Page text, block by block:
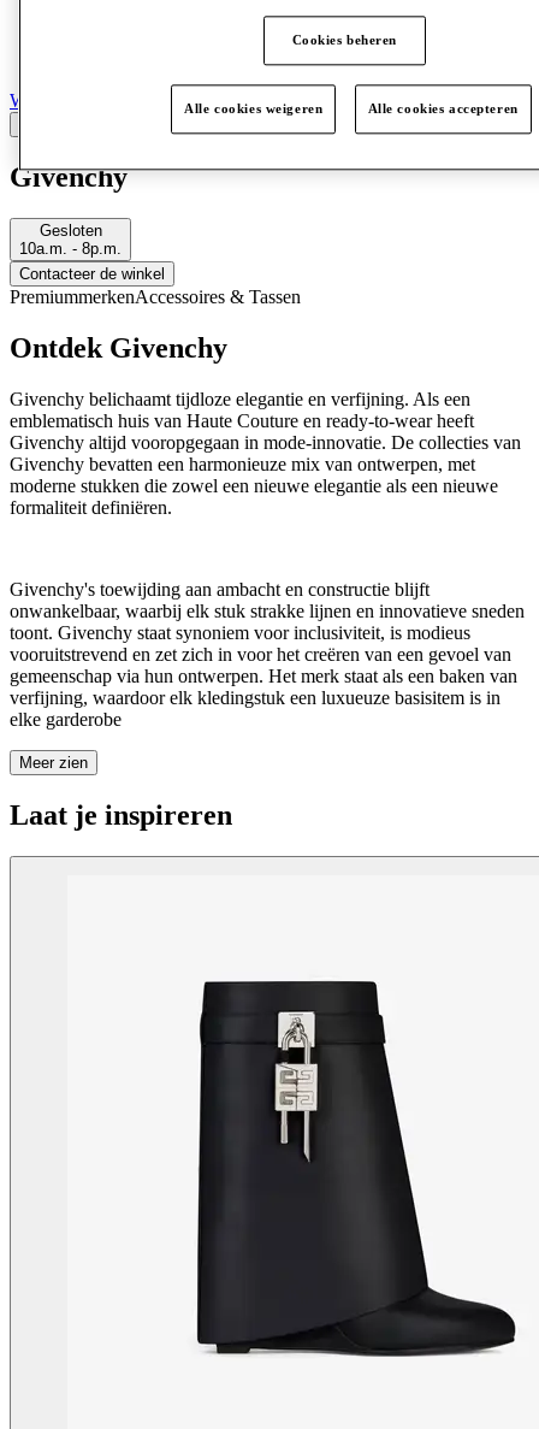
Winkels
Givenchy
Gesloten
10a.m. - 8p.m.
Contacteer de winkel
PremiummerkenAccessoires & Tassen
Ontdek Givenchy
Givenchy belichaamt tijdloze elegantie en verfijning. Als een
emblematisch huis van Haute Couture en ready-to-wear heeft
Givenchy altijd vooropgegaan in mode-innovatie. De collecties van
Givenchy bevatten een harmonieuze mix van ontwerpen, met
moderne stukken die zowel een nieuwe elegantie als een nieuwe
formaliteit definiëren.
Givenchy's toewijding aan ambacht en constructie blijft
onwankelbaar, waarbij elk stuk strakke lijnen en innovatieve sneden
toont. Givenchy staat synoniem voor inclusiviteit, is modieus
vooruitstrevend en zet zich in voor het creëren van een gevoel van
gemeenschap via hun ontwerpen. Het merk staat als een baken van
verfijning, waardoor elk kledingstuk een luxueuze basisitem is in
elke garderobe
Meer zien
Laat je inspireren
Cookies beheren
Alle cookies weigeren Alle cookies accepteren